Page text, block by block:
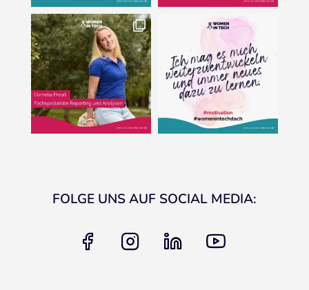
FOLGE UNS AUF SOCIAL MEDIA:
facebook instagram